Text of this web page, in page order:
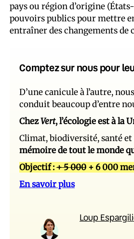
pays ou région d’origine
pouvoirs publics pour mettre
entraîner des changements de
Comptez sur nous pour
D’une canicule à l’autre,
conduit beaucoup d’entre
ChezVert, l’écologie est à la
Climat, biodiversité, santé
mémoire de tout le monde
Objectif :+ 5 000 + 6 000
En savoir plus
Loup